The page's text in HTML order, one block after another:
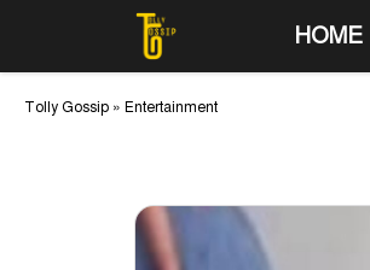
to
content
HOME
Tolly Gossip » Entertainment